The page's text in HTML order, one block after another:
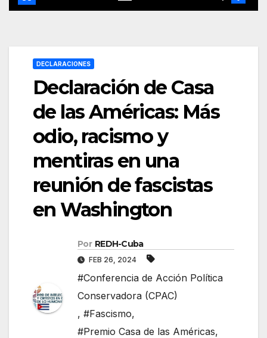
DECLARACIONES
Declaración de Casa
de las Américas: Más
odio, racismo y
mentiras en una
reunión de fascistas
en Washington
Por REDH-Cuba
FEB 26, 2024
#Conferencia de Acción Política
Conservadora (CPAC)
, #Fascismo,
#Premio Casa de las Américas,